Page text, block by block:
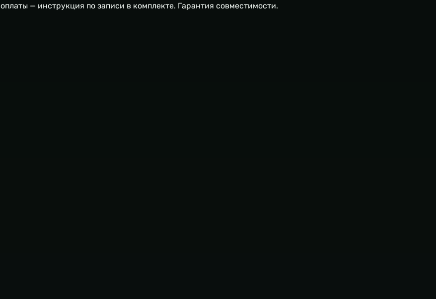
оплаты — инструкция по записи в комплекте. Гарантия совместимости.